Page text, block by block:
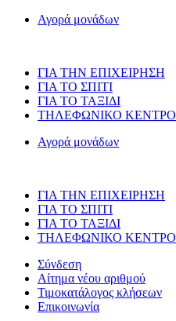
Αγορά μονάδων
ΓΙΑ ΤΗΝ ΕΠΙΧΕΙΡΗΣΗ
ΓΙΑ ΤΟ ΣΠΙΤΙ
ΓΙΑ ΤΟ ΤΑΞΙΔΙ
ΤΗΛΕΦΩΝΙΚΟ ΚΕΝΤΡΟ
Αγορά μονάδων
ΓΙΑ ΤΗΝ ΕΠΙΧΕΙΡΗΣΗ
ΓΙΑ ΤΟ ΣΠΙΤΙ
ΓΙΑ ΤΟ ΤΑΞΙΔΙ
ΤΗΛΕΦΩΝΙΚΟ ΚΕΝΤΡΟ
Σύνδεση
Αίτημα νέου αριθμού
Τιμοκατάλογος κλήσεων
Επικοινωνία